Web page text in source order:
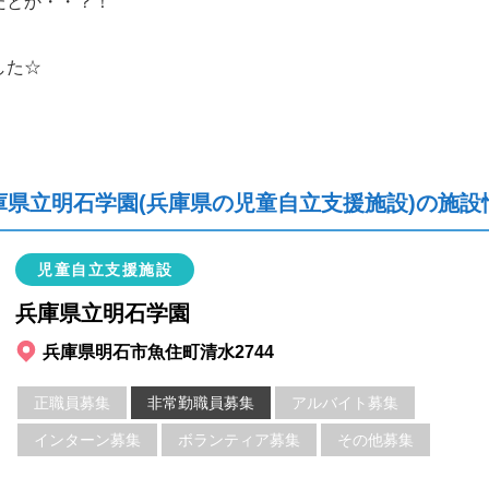
た☆
県立明石学園(兵庫県の児童自立支援施設)の施設
児童自立支援施設
兵庫県立明石学園
兵庫県明石市魚住町清水2744
正職員募集 非常勤職員募集 アルバイト募集
インターン募集 ボランティア募集 その他募集